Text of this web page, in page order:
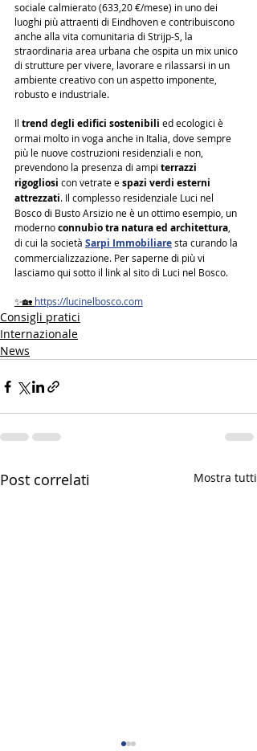
sociale calmierato (633,20 €/mese) in uno dei
luoghi più attraenti di Eindhoven e contribuiscono
anche alla vita comunitaria di Strijp-S, la
straordinaria area urbana che ospita un mix unico
di strutture per vivere, lavorare e rilassarsi in un
ambiente creativo con un aspetto imponente,
robusto e industriale.
Il trend degli edifici sostenibili ed ecologici è
ormai molto in voga anche in Italia, dove sempre
più le nuove costruzioni residenziali e non,
prevendono la presenza di ampi terrazzi
rigogliosi con vetrate e spazi verdi esterni
attrezzati. Il complesso residenziale Luci nel
Bosco di Busto Arsizio ne è un ottimo esempio, un
moderno connubio tra natura ed architettura
di cui la società Sarpi Immobiliare sta curando la
commercializzazione. Per saperne di più vi
lasciamo qui sotto il link al sito di Luci nel Bosco.
✨🏡 https://lucinelbosco.com
Consigli pratici
Internazionale
News
Post correlati Mostra tutti